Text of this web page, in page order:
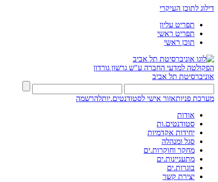
דילוג לתוכן העיקרי
תפריט עליון
תפריט ראשי
תוכן ראשי
הפקולטה למדעי החברה ע"ש גרשון גורדון
אוניברסיטת תל אביב
מערכת פניותאזור אישי לסטודנטים.יותלהרשמה
אודות
סטודנטים.ות
יחידות אקדמיות
סגל ומנהלה
מחקר וחוקרות.ים
מתעניינות.ים
בוגרות.ים
יצירת קשר